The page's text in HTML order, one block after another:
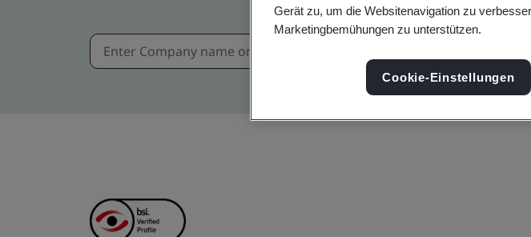
Gerät zu, um die Websitenavigation zu
Marketingbemühungen zu unterstützen.
Cookie-Einstellungen